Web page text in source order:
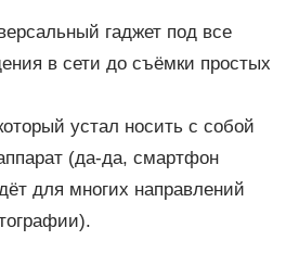
гаджет под все
в сети до съёмки простых
устал носить с собой
(да-да, смартфон
для многих направлений